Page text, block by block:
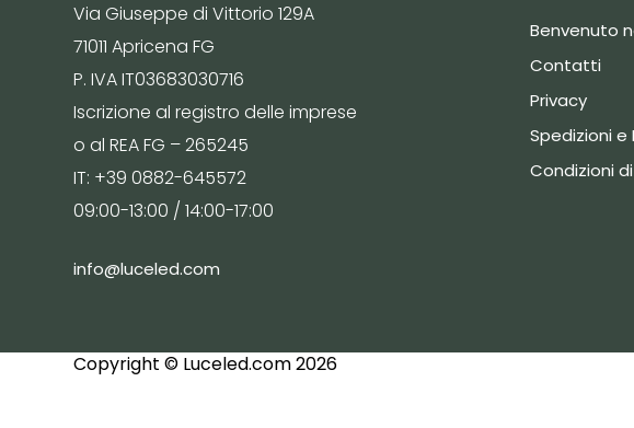
Via Giuseppe di Vittorio 129A
71011 Apricena FG
P. IVA IT03683030716
Iscrizione al registro delle imprese
o al REA FG – 265245
IT: +39 0882-645572
09:00-13:00 / 14:00-17:00
info@luceled.com
Benvenuto
Contatti
Privacy
Spedizioni e
Condizioni
Copyright © Luceled.com 2026